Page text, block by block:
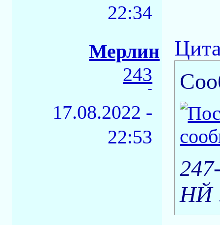
22:34
Мерлин
243
-
17.08.2022 -
22:53
НЙ